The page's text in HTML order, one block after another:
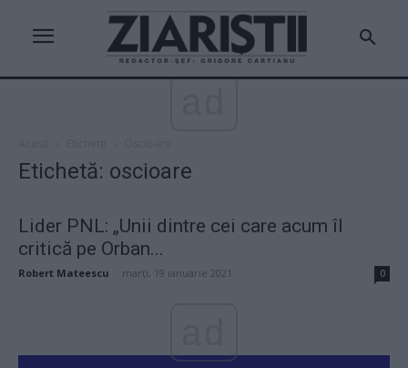
Etichetă: oscioare
Lider PNL: „Unii dintre cei care acum îl
critică pe Orban...
Robert Mateescu marți, 19 ianuarie 2021 0